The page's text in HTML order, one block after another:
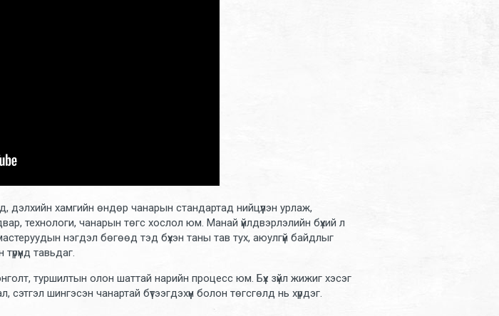
дэлхийн хамгийн өндөр чанарын стандартад нийцүүлэн урлаж,
технологи, чанарын төгс хослол юм. Манай үйлдвэрлэлийн бүхий л
нэгдэл бөгөөд тэд бүхэн таны тав тух, аюулгүй байдлыг
тавьдаг.
туршилтын олон шаттай нарийн процесс юм. Бүх зүйл жижиг хэсэг
сэтгэл шингэсэн чанартай бүтээгдэхүүн болон төгсгөлд нь хүрдэг.